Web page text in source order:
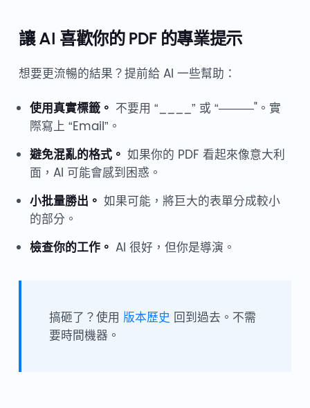
讓 AI 喜歡你的 PDF 的專業提示
想要更流暢的結果？提前給 AI 一些幫助：
使用真實標籤。 不要用 “____” 或 “———"。實
際寫上 “Email”。
避免混亂的格式。 如果你的 PDF 看起來像意大利
面，AI 可能會感到困惑。
小批量勝出。 如果可能，將巨大的表單分成較小
的部分。
檢查你的工作。 AI 很好，但你是導演。
搞砸了？使用 版本歷史 回到過去。不需
要時間機器。